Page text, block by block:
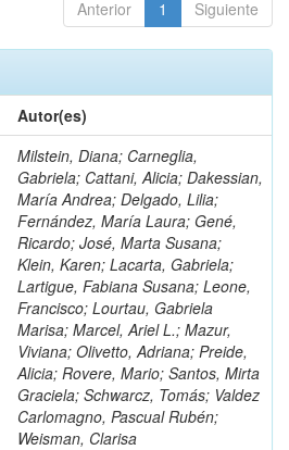
Anterior 1 Siguiente
Autor(es)
Milstein, Diana; Carneglia,
Gabriela; Cattani, Alicia; Dakessian,
María Andrea; Delgado, Lilia;
Fernández, María Laura; Gené,
Ricardo; José, Marta Susana;
Klein, Karen; Lacarta, Gabriela;
Lartigue, Fabiana Susana; Leone,
Francisco; Lourtau, Gabriela
Marisa; Marcel, Ariel L.; Mazur,
Viviana; Olivetto, Adriana; Preide,
Alicia; Rovere, Mario; Santos, Mirta
Graciela; Schwarcz, Tomás; Valdez
Carlomagno, Pascual Rubén;
Weisman, Clarisa